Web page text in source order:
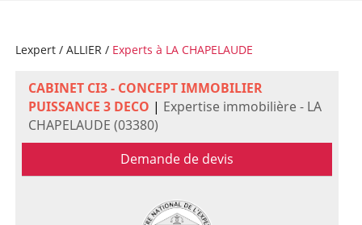
Lexpert/ ALLIER/ Experts à LA CHAPELAUDE
CABINET CI3 - CONCEPT IMMOBILIER
PUISSANCE 3 DECO | Expertise immobilière - LA
CHAPELAUDE (03380)
Demande de devis